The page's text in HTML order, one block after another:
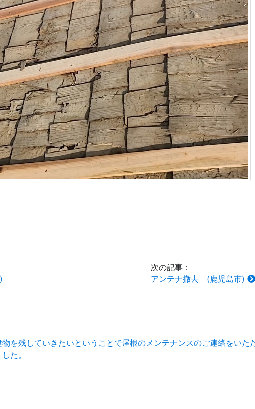
次の記事：
アンテナ撤去 (鹿児島市)
を残していきたいということで屋根のメンテナンスのご連絡をい
た。